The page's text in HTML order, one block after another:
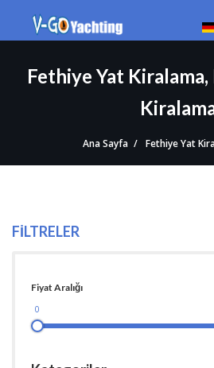
Fethiye Yat
Ana Sayfa Fethiye Yat
FİLTRELER
Fiyat Aralığı
0